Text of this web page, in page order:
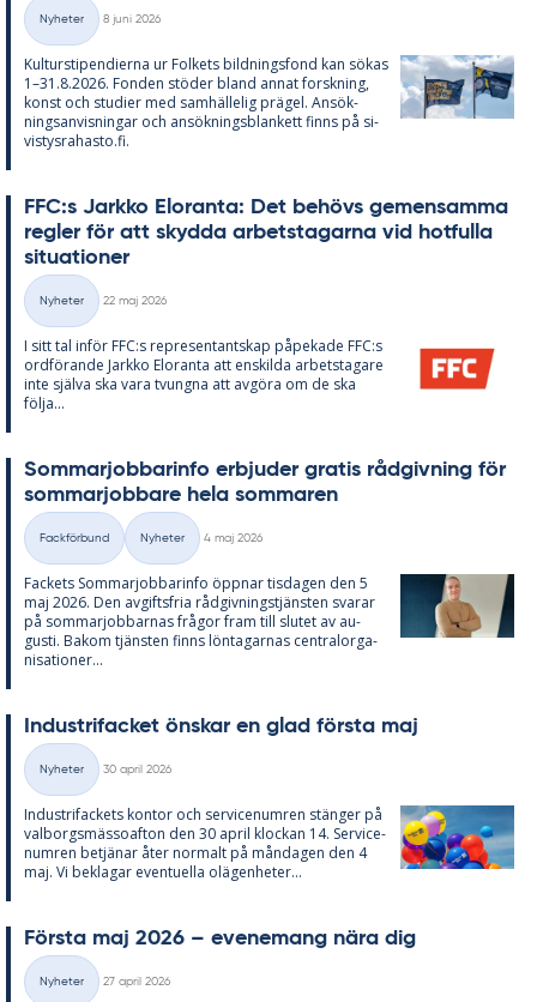
Kategorier
Nyheter
8 juni 2026
Kul­tursti­pen­di­er­na ur Fol­kets bild­nings­fond kan sö­kas
1–31.8.2026. Fon­den stö­der bland an­nat forsk­ning,
konst och stu­di­er med sam­häl­le­lig prä­gel. An­sök­
nings­an­vis­ning­ar och an­sök­nings­blan­kett fin­ns på si­
vis­tys­ra­has­to.fi.
FFC:s Jark­ko Elo­ran­ta: Det be­hö­vs ge­men­sam­ma
reg­ler för att skyd­da ar­bets­ta­gar­na vid hot­ful­la
si­tu­a­tio­ner
Kategorier
Nyheter
22 maj 2026
I sitt tal in­för FFC:s re­pre­sen­tant­skap på­pe­ka­de FFC:s
ord­fö­ran­de Jark­ko Elo­ran­ta att en­skil­da ar­bets­ta­ga­re
inte själva ska vara tvung­na att av­gö­ra om de ska
följa...
Som­mar­job­ba­rin­fo er­bju­der gra­tis råd­giv­ning för
som­mar­job­ba­re hela som­ma­ren
Kategorier
Fackförbund Nyheter
4 maj 2026
Fac­kets Som­mar­job­ba­rin­fo öpp­nar tis­da­gen den 5
maj 2026. Den av­gifts­fria råd­giv­nings­tjäns­ten sva­rar
på som­mar­job­bar­nas frå­gor fram till slu­tet av au­
gusti. Bakom tjäns­ten fin­ns lön­ta­gar­nas cen­tral­or­ga­
ni­sa­tio­ner...
In­du­stri­fac­ket öns­kar en glad förs­ta maj
Kategorier
Nyheter
30 april 2026
In­du­stri­fac­kets kon­tor och ser­vice­num­ren stäng­er på
val­borgs­mäs­so­af­ton den 30 april kloc­kan 14. Ser­vice­
num­ren be­tjä­nar åter nor­malt på mån­da­gen den 4
maj. Vi be­kla­gar even­tu­el­la olä­gen­he­ter...
Förs­ta maj 2026 – eve­ne­mang nära dig
Kategorier
Nyheter
27 april 2026